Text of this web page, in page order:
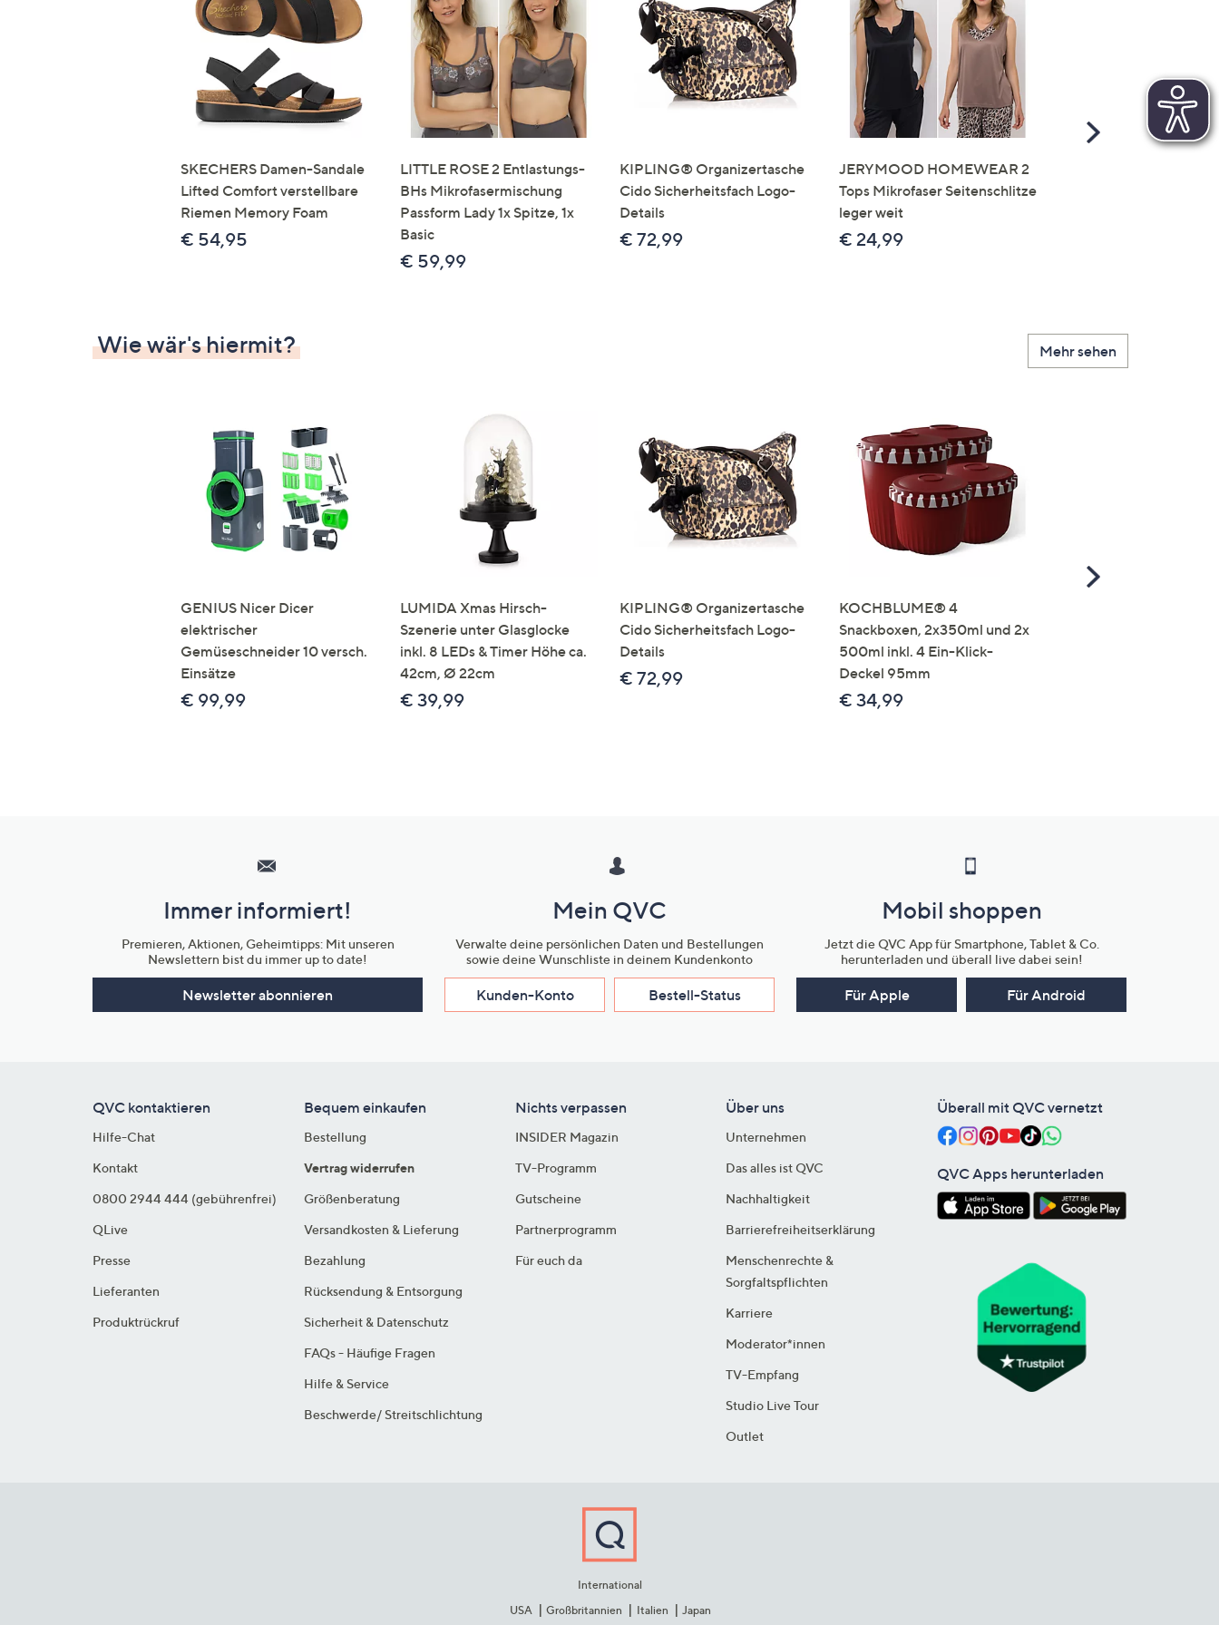
Touch-
Geräten
nach
links
bzw.
rechts,
um
diese
anzuzeigen.
SKECHERS Damen-Sandale
Lifted Comfort verstellbare
Riemen Memory Foam
€ 54,95
LITTLE ROSE 2 Entlastungs-
BHs Mikrofasermischung
Passform Lady 1x Spitze, 1x
Basic
€ 59,99
KIPLING® Organizertasche
Cido Sicherheitsfach Logo-
Details
€ 72,99
JERYMOOD HOMEWEAR 2
Tops Mikrofaser Seitenschlitze
leger weit
€ 24,99
Scroll
Wie wär's hiermit? Mehr sehen
GENIUS Nicer Dicer
elektrischer
Gemüseschneider 10 versch.
Einsätze
€ 99,99
LUMIDA Xmas Hirsch-
Szenerie unter Glasglocke
inkl. 8 LEDs & Timer Höhe ca.
42cm, Ø 22cm
€ 39,99
KIPLING® Organizertasche
Cido Sicherheitsfach Logo-
Details
€ 72,99
KOCHBLUME® 4
Snackboxen, 2x350ml und 2x
500ml inkl. 4 Ein-Klick-
Deckel 95mm
€ 34,99
Scroll
Unternehmensinformationen
Immer informiert!
Premieren, Aktionen, Geheimtipps: Mit unseren
Newslettern bist du immer up to date!
Newsletter abonnieren
Mein QVC
Verwalte deine persönlichen Daten und Bestellungen
sowie deine Wunschliste in deinem Kundenkonto
Kunden-Konto Bestell-Status
Mobil shoppen
Jetzt die QVC App für Smartphone, Tablet & Co.
herunterladen und überall live dabei sein!
Für Apple Für Android
QVC kontaktieren
Hilfe-Chat
Kontakt
0800 2944 444 (gebührenfrei)
QLive
Presse
Lieferanten
Produktrückruf
Bequem einkaufen
Bestellung
Vertrag widerrufen
Größenberatung
Versandkosten & Lieferung
Bezahlung
Rücksendung & Entsorgung
Sicherheit & Datenschutz
FAQs - Häufige Fragen
Hilfe & Service
Beschwerde/ Streitschlichtung
Nichts verpassen
INSIDER Magazin
TV-Programm
Gutscheine
Partnerprogramm
Für euch da
Über uns
Unternehmen
Das alles ist QVC
Nachhaltigkeit
Barrierefreiheitserklärung
Menschenrechte &
Sorgfaltspflichten
Karriere
Moderator*innen
TV-Empfang
Studio Live Tour
Outlet
Überall mit QVC vernetzt
QVC Apps herunterladen
International
USA
Großbritannien Italien Japan